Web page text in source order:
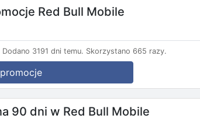
Red Bull Mobile
Dodano 3191 dni temu. Skorzystano 665 razy.
90 dni w Red Bull Mobile